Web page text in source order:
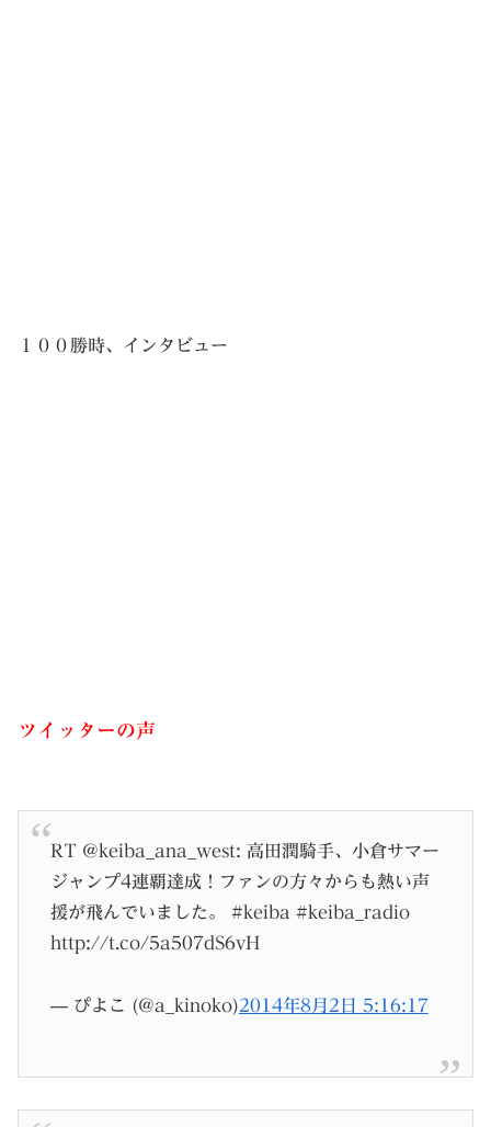
１００勝時、インタビュー
ツイッターの声
RT @keiba_ana_west: 高田潤騎手、小倉サマー
ジャンプ4連覇達成！ファンの方々からも熱い声
援が飛んでいました。 #keiba #keiba_radio
http://t.co/5a507dS6vH
— ぴよこ (@a_kinoko)2014年8月2日 5:16:17